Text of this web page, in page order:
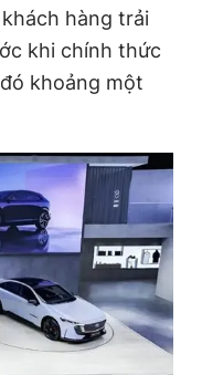
hàng trải
khi chính thức
khoảng một